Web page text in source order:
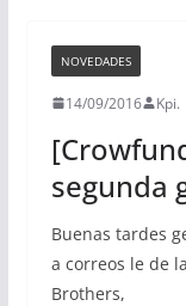
NOVEDADES
14/09/2016 Kpi.
segunda
Buenas tardes
a correos le de
Brothers,